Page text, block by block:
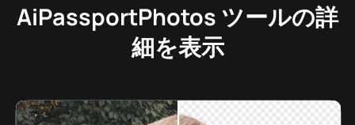
AiPassportPhotos ツールの詳
細を表示